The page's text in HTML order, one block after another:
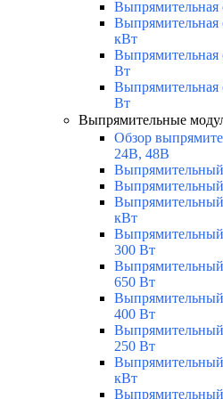
Выпрямительная
Выпрямительная
кВт
Выпрямительная
Вт
Выпрямительная
Вт
Выпрямительные
Обзор
24В, 48В
кВт
300 Вт
650 Вт
400 Вт
250 Вт
кВт